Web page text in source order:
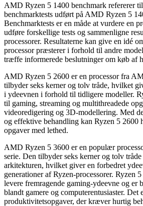
AMD Ryzen 5 1400 benchmark refererer
benchmarktests udført på AMD Ryzen 5
Benchmarktests er en måde at vurdere en
udføre forskellige tests og sammenligne
processorer. Resultaterne kan give en idé
processor præsterer i forhold til andre
træffe informerede beslutninger om køb af
AMD Ryzen 5 2600 er en processor fra
tilbyder seks kerner og tolv tråde, hvilket
i ydeevnen i forhold til tidligere modeller.
til gaming, streaming og multithreadede
videoredigering og 3D-modellering. Med
og effektive behandling kan Ryzen 5 2600
opgaver med lethed.
AMD Ryzen 5 3600 er en populær
serie. Den tilbyder seks kerner og tolv
arkitekturen, hvilket giver en forbedret
generationer af Ryzen-processorer. Ryzen
levere fremragende gaming-ydeevne og er
blandt gamere og computerentusiaster. Det
produktivitetsopgaver, der kræver hurtig